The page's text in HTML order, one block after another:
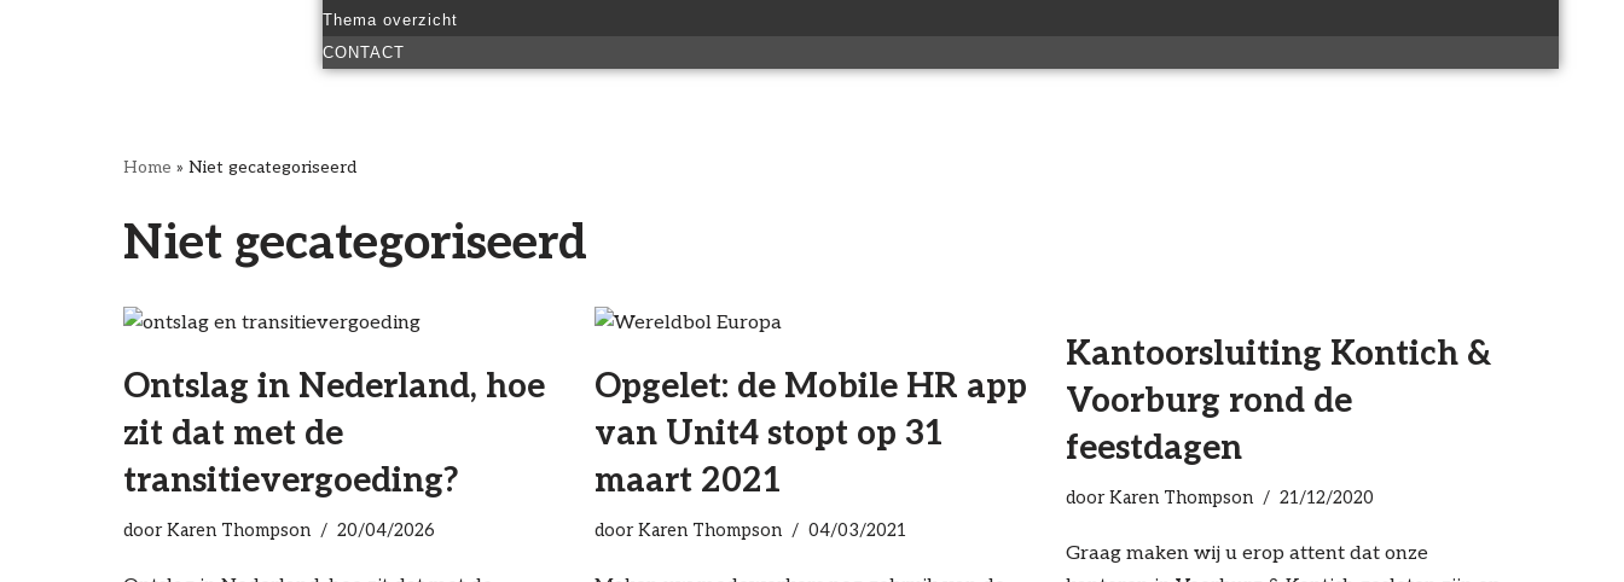
Thema overzicht
CONTACT
Home » Niet gecategoriseerd
Niet gecategoriseerd
Ontslag in Nederland, hoe
zit dat met de
transitievergoeding?
doorKaren Thompson 20/04/2026
Opgelet: de Mobile HR app
van Unit4 stopt op 31
maart 2021
doorKaren Thompson 04/03/2021
Kantoorsluiting Kontich &
Voorburg rond de
feestdagen
doorKaren Thompson 21/12/2020
Graag maken wij u erop attent dat onze